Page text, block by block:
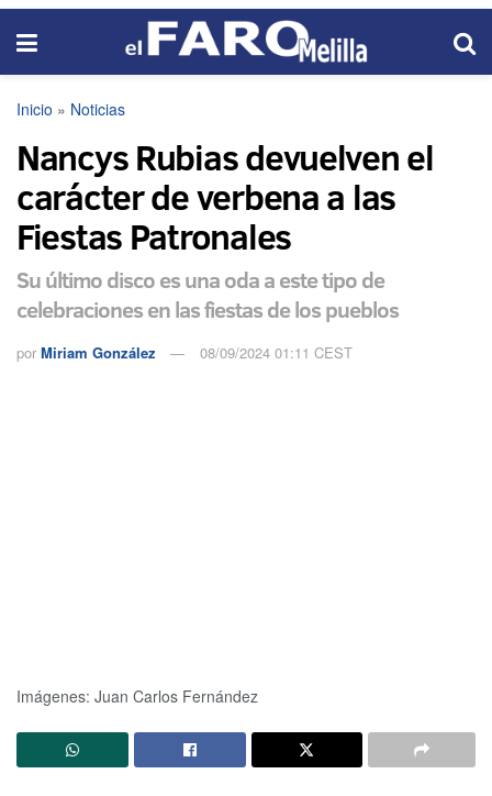
Inicio » Noticias
Nancys Rubias devuelven el
carácter de verbena a las
Fiestas Patronales
Su último disco es una oda a este tipo de
celebraciones en las fiestas de los pueblos
por Miriam González 08/09/2024 01:11 CEST
Imágenes: Juan Carlos Fernández